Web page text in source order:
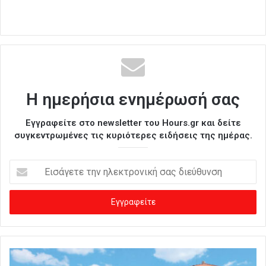
Η ημερήσια ενημέρωσή σας
Εγγραφείτε στο newsletter του Hours.gr και δείτε
συγκεντρωμένες τις κυριότερες ειδήσεις της ημέρας.
σ
γ
ε
ε